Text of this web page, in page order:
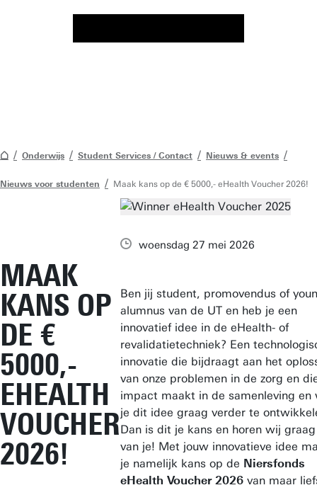
Onderwijs Student Services / Contact Nieuws & events
Nieuws voor studenten Maak kans op de € 5000,- eHealth Voucher 2026!
MAAK
KANS OP
DE €
5000,-
EHEALTH
VOUCHER
2026!
woensdag 27 mei 2026
Ben jij student, promovendus of
alumnus van de UT en heb je een
innovatief idee in de eHealth- of
revalidatietechniek? Een
innovatie die bijdraagt aan het
van onze problemen in de zorg en
impact maakt in de samenleving en
je dit idee graag verder te
Dan is dit je kans en horen wij graag
van je! Met jouw innovatieve idee
je namelijk kans op de Niersfonds
eHealth Voucher 2026 van maar